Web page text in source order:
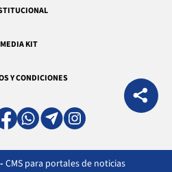
MEDIA KIT
Y CONDICIONES
CMS para portales de noticias